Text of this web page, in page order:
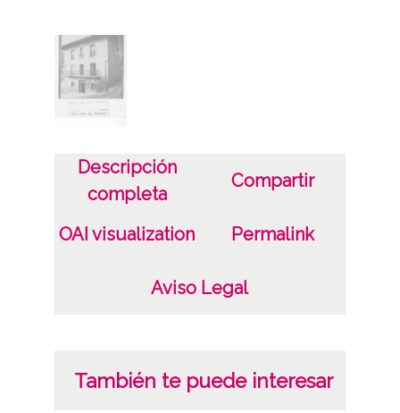
Añana
Materia
Valoraciones del catastro
Notas
Licencia de las imágenes
Descripción
completa
Compartir
OAI visualization Permalink
Aviso Legal
También te puede interesar